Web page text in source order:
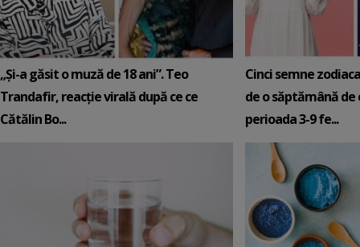
„Și-a găsit o muză de 18 ani”. Teo
Trandafir, reacție virală după ce ce
Cătălin Bo...
Cinci semne
de o săptămână de
perioada 3-9 fe...